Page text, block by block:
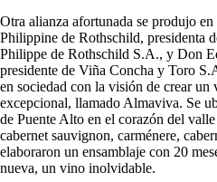
Otra alianza afortunada se produjo
Philippine de Rothschild, presidenta
Philippe de Rothschild S.A., y Don
presidente de Viña Concha y Toro
en sociedad con la visión de crear
excepcional, llamado Almaviva. Se
de Puente Alto en el corazón del
cabernet sauvignon, carménere,
elaboraron un ensamblaje con 20
nueva, un vino inolvidable.